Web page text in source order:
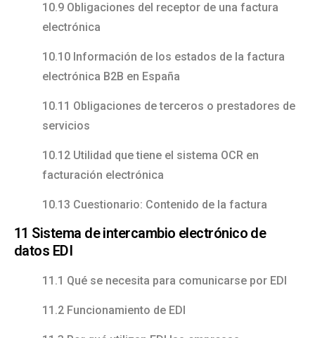
10.9 Obligaciones del receptor de una factura
electrónica
10.10 Información de los estados de la factura
electrónica B2B en España
10.11 Obligaciones de terceros o prestadores de
servicios
10.12 Utilidad que tiene el sistema OCR en
facturación electrónica
10.13 Cuestionario: Contenido de la factura
11 Sistema de intercambio electrónico de
datos EDI
11.1 Qué se necesita para comunicarse por EDI
11.2 Funcionamiento de EDI